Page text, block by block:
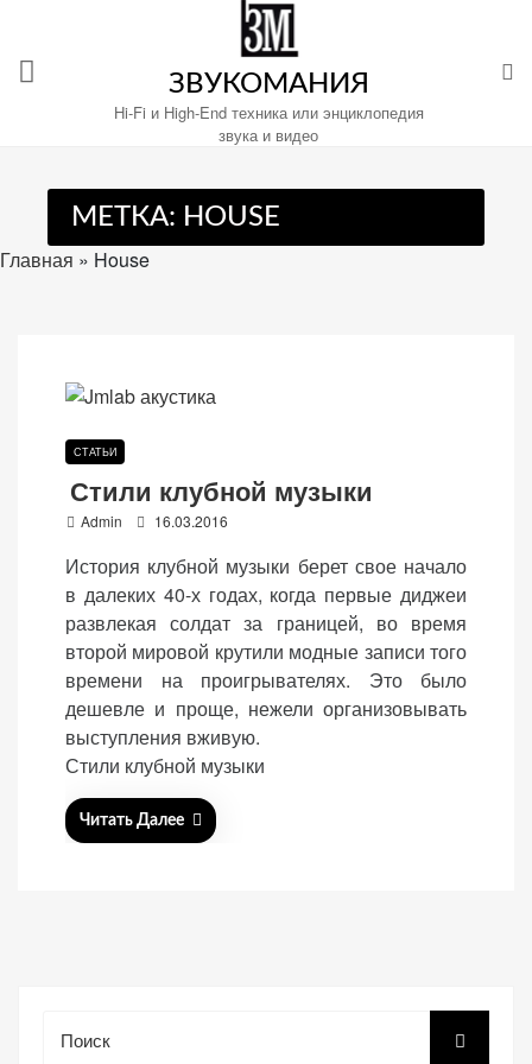
содержимому
ЗВУКОМАНИЯ
Hi-Fi и High-End техника или энциклопедия
звука и видео
МЕТКА: HOUSE
Главная » House
СТАТЬИ
Стили клубной музыки
Admin
s
t
e
d
16.03.2016
История клубной музыки берет свое начало
в далеких 40-х годах, когда первые диджеи
развлекая солдат за границей, во время
второй мировой крутили модные записи того
времени на проигрывателях. Это было
дешевле и проще, нежели организовывать
выступления вживую.
Стили клубной музыки
Читать Далее
«Принять
все»
«Настройки
Настройте
файлы
cookie
Обязательные
(технические)
необходимы для